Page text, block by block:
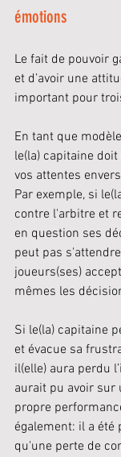
émotions
Le fait de pouvoir
et d’avoir une
important pour
En tant que
le(la) capitaine
vos attentes
Par exemple, si
contre l'arbitre et
en question ses
peut pas
joueurs(ses)
mêmes les
Si le(la) capitaine
et évacue sa
il(elle) aura perdu
aurait pu avoir sur
propre
également: il a
qu'une perte de